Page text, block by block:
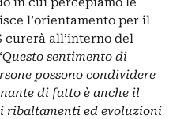
l’orientamento per il
curerà all’interno del
Questo sentimento di
possono condividere
di fatto è anche il
ribaltamenti ed evoluzioni